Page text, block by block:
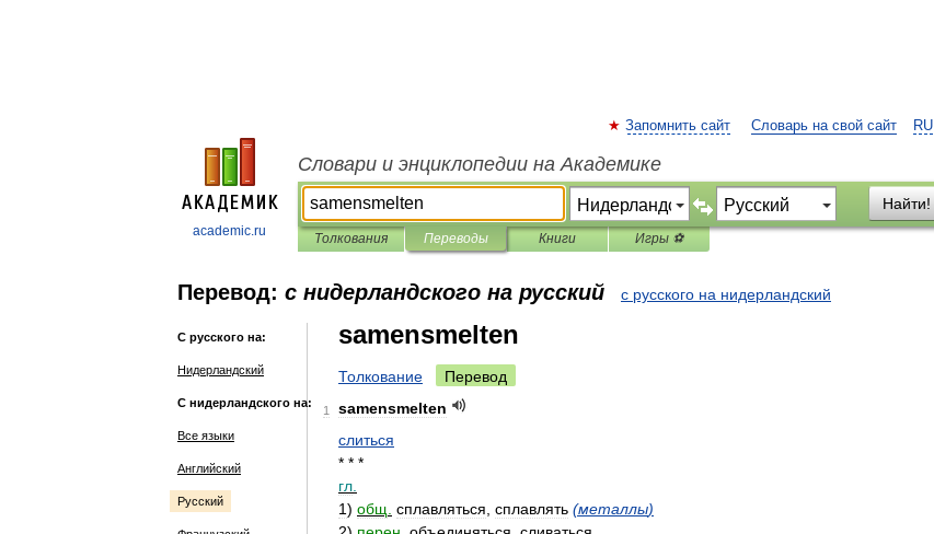
academic.ru
RU
Запомнить сайт Словарь на свой сайт
Словари и энциклопедии на Академике
Найти!
Толкования Переводы Книги Игры ⚽
Перевод: с нидерландского на русский с русского на нидерландский
С русского на:
Нидерландский
С нидерландского на:
Все языки
Английский
Русский
samensmelten
Толкование Перевод
1
samensmelten
слиться
* * *
гл
1) общ сплавляться сплавлять (металлы)